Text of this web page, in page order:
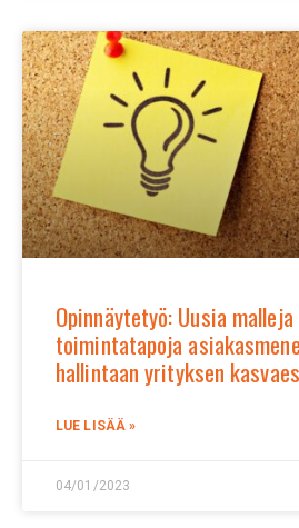
Opinnäytetyö: Uusia
toimintatapoja
hallintaan yrityksen
LUE LISÄÄ »
04/01/2023